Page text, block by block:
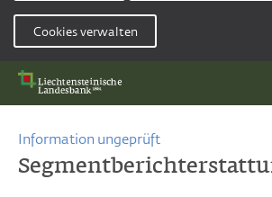
Cookies verwalten
Information ungeprüft